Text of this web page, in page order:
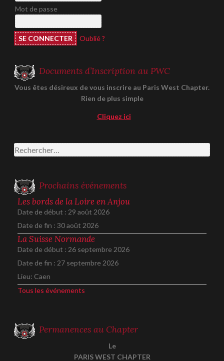
Mot de passe
Oublié ?
Documents d’Inscription au PWC
Vous êtes désireux de vous inscrire au Paris West Chapter.
Rien de plus simple
Cliquez ici
Rechercher :
Prochains événements
Les bords de la Loire en Anjou
Date de début : 29 août 2026
Date de fin : 30 août 2026
La Suisse Normande
Date de début : 26 septembre 2026
Date de fin : 27 septembre 2026
Lieu: Caen
Tous les événements
Permanences au Chapter
Le
PARIS WEST CHAPTER